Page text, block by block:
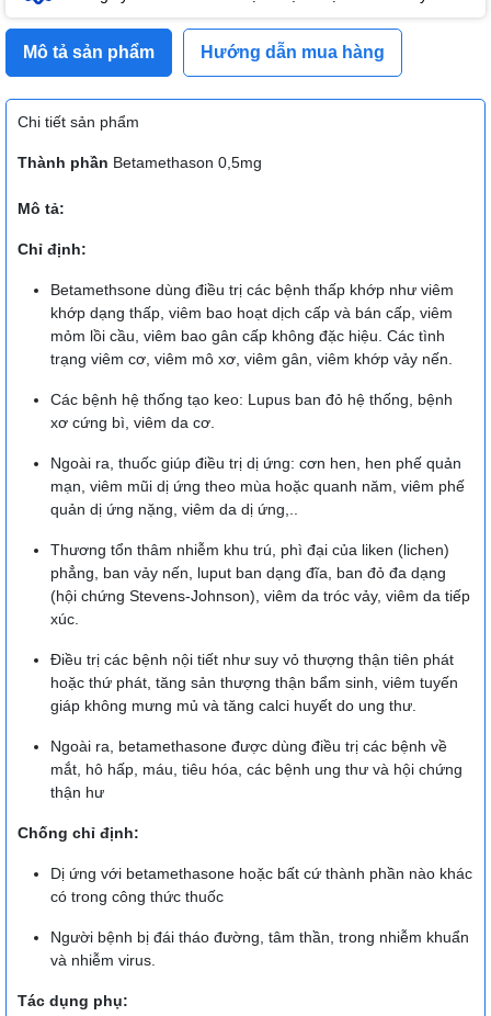
Mô tả sản phẩm Hướng dẫn mua hàng
Chi tiết sản phẩm
Thành phần Betamethason 0,5mg
Mô tả:
Chỉ định:
Betamethsone dùng điều trị các bệnh thấp khớp như viêm
khớp dạng thấp, viêm bao hoạt dịch cấp và bán cấp, viêm
mỏm lồi cầu, viêm bao gân cấp không đặc hiệu. Các tình
trạng viêm cơ, viêm mô xơ, viêm gân, viêm khớp vảy nến.
Các bệnh hệ thống tạo keo: Lupus ban đỏ hệ thống, bệnh
xơ cứng bì, viêm da cơ.
Ngoài ra, thuốc giúp điều trị dị ứng: cơn hen, hen phế quản
mạn, viêm mũi dị ứng theo mùa hoặc quanh năm, viêm phế
quản dị ứng nặng, viêm da dị ứng,..
Thương tổn thâm nhiễm khu trú, phì đại của liken (lichen)
phẳng, ban vảy nến, luput ban dạng đĩa, ban đỏ đa dạng
(hội chứng Stevens-Johnson), viêm da tróc vảy, viêm da tiếp
xúc.
Điều trị các bệnh nội tiết như suy vỏ thượng thận tiên phát
hoặc thứ phát, tăng sản thượng thận bẩm sinh, viêm tuyến
giáp không mưng mủ và tăng calci huyết do ung thư.
Ngoài ra, betamethasone được dùng điều trị các bệnh về
mắt, hô hấp, máu, tiêu hóa, các bệnh ung thư và hội chứng
thận hư
Chống chỉ định:
Dị ứng với betamethasone hoặc bất cứ thành phần nào khác
có trong công thức thuốc
Người bệnh bị đái tháo đường, tâm thần, trong nhiễm khuẩn
và nhiễm virus.
Tác dụng phụ: